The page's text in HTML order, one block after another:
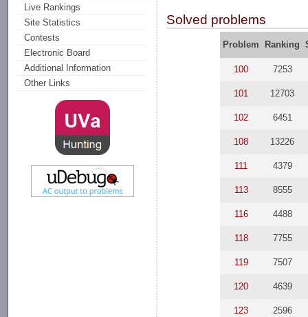
Live Rankings
Site Statistics
Contests
Electronic Board
Additional Information
Other Links
Solved problems
Problem Ranking
100 7253
101 12703
102 6451
108 13226
111 4379
113 8555
116 4488
118 7755
119 7507
120 4639
123 2596